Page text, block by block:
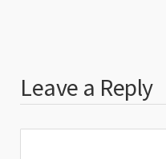
Leave a Reply